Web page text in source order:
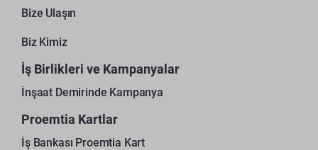
Bize Ulaşın
Biz Kimiz
İş Birlikleri ve Kampanyalar
İnşaat Demirinde Kampanya
Proemtia Kartlar
İş Bankası Proemtia Kart